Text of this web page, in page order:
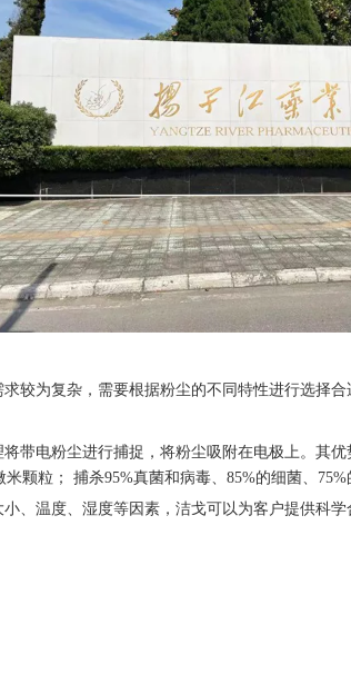
较为复杂，需要根据粉尘的不同特性进行选择合
带电粉尘进行捕捉，将粉尘吸附在电极上。其
颗粒； 捕杀95%真菌和病毒、85%的细菌、75%
、温度、湿度等因素，洁戈可以为客户提供科